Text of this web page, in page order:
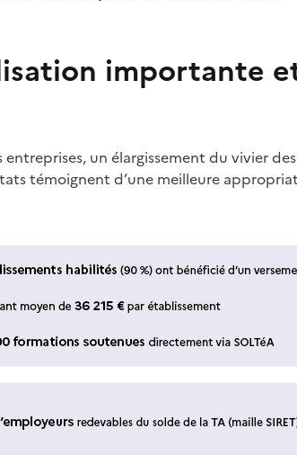
importante
un élargissement du vivier
témoignent d’une meilleure